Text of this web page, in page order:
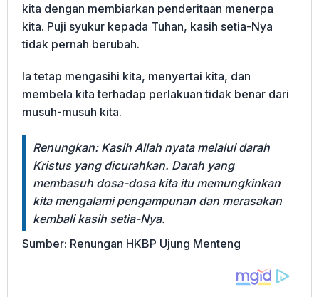
kita dengan membiarkan penderitaan menerpa
kita. Puji syukur kepada Tuhan, kasih setia-Nya
tidak pernah berubah.
Ia tetap mengasihi kita, menyertai kita, dan
membela kita terhadap perlakuan tidak benar dari
musuh-musuh kita.
Renungkan: Kasih Allah nyata melalui darah
Kristus yang dicurahkan. Darah yang
membasuh dosa-dosa kita itu memungkinkan
kita mengalami pengampunan dan merasakan
kembali kasih setia-Nya.
Sumber: Renungan HKBP Ujung Menteng